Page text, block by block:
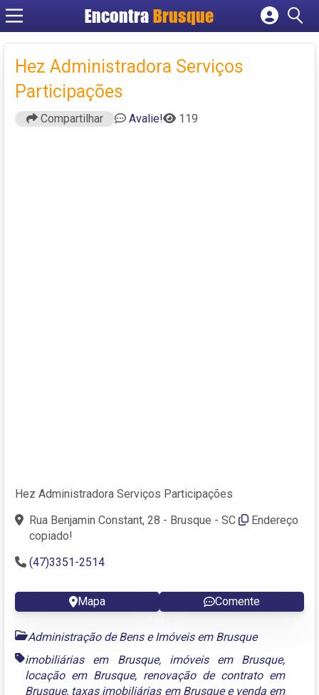
EncontraBrusque
Cadastrar empresa
Criar conta
Hez Administradora Serviços
Participações
Compartilhar Avalie! 119
Hez Administradora Serviços Participações
Rua Benjamin Constant, 28 - Brusque - SC
Endereço
copiado!
(47)3351-2514
Mapa Comente
Administração de Bens e Imóveis em Brusque
imobiliárias em Brusque, imóveis em Brusque,
locação em Brusque, renovação de contrato em
Brusque, taxas imobiliárias em Brusquee venda em